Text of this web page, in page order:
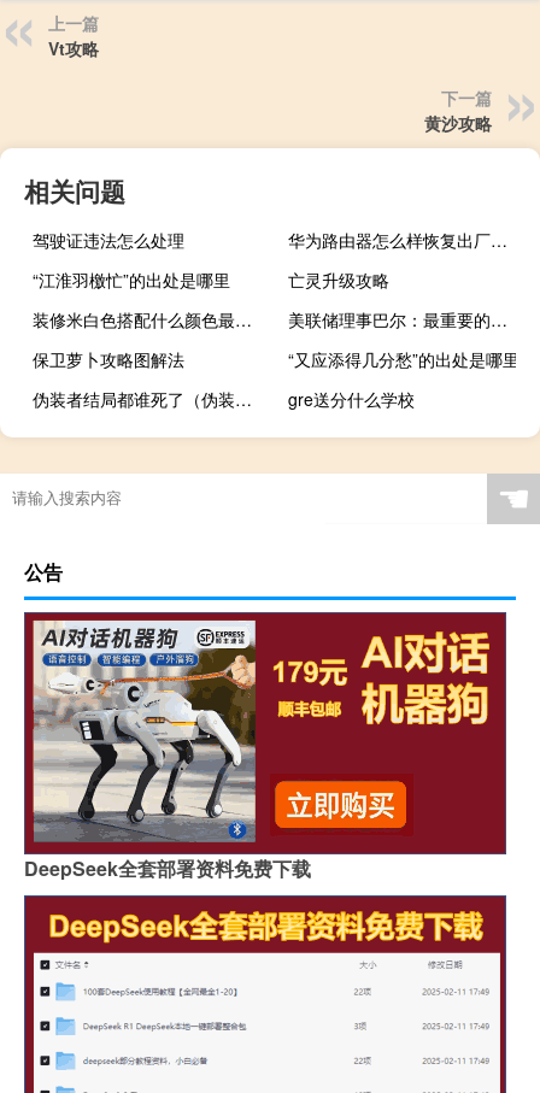
上一篇
Vt攻略
下一篇
黄沙攻略
相关问题
驾驶证违法怎么处理
华为路由器怎么样恢复出厂设置（华为路由器怎么样）
“江淮羽檄忙”的出处是哪里
亡灵升级攻略
装修米白色搭配什么颜色最好看
美联储理事巴尔：最重要的问题不是今年是否需要进一步加息而是我们需要将在多长时间内将利率保持在足够紧缩的水平；我预计这将需要“一段时间”
保卫萝卜攻略图解法
“又应添得几分愁”的出处是哪里
伪装者结局都谁死了（伪装者结局）
gre送分什么学校
☚
公告
DeepSeek全套部署资料免费下载